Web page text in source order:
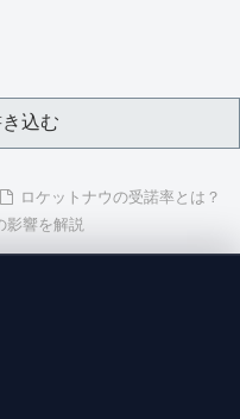
込む
ロケットナウの受諾率とは？
影響を解説